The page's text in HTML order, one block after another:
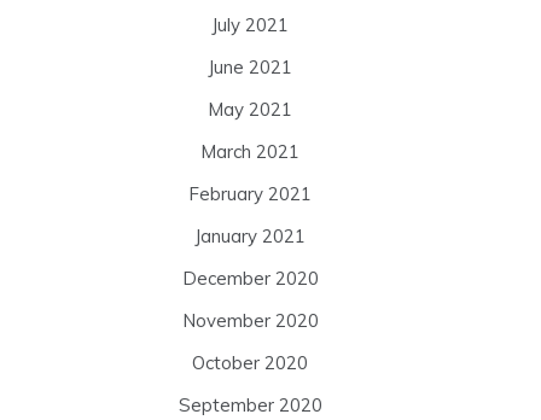
July 2021
June 2021
May 2021
March 2021
February 2021
January 2021
December 2020
November 2020
October 2020
September 2020